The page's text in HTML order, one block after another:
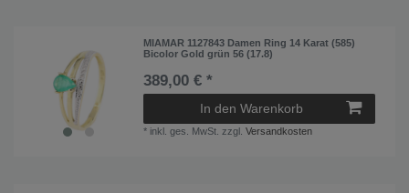
MIAMAR 1127843 Damen Ring 14 Karat (585)
Bicolor Gold grün 56 (17.8)
389,00 € *
In den Warenkorb
* inkl. ges. MwSt. zzgl.Versandkosten